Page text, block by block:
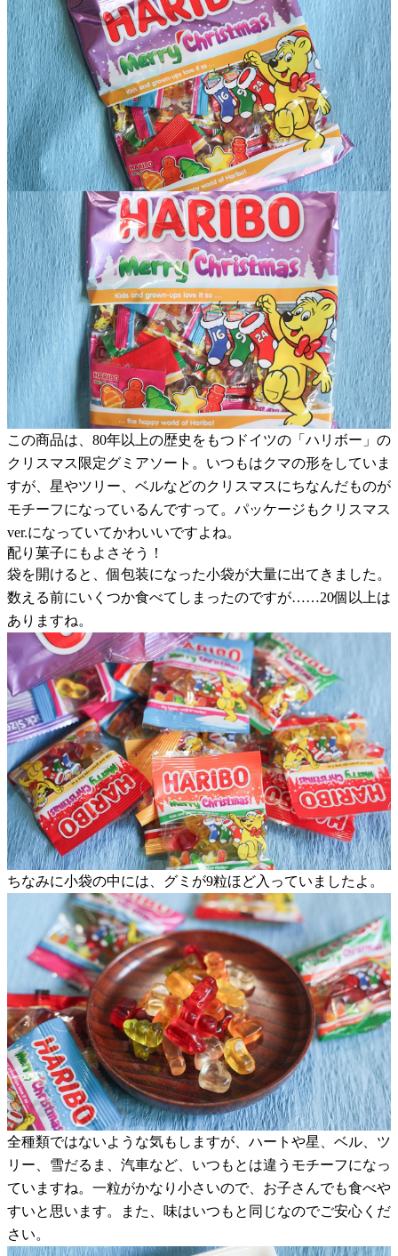
この商品は、80年以上の歴史をもつドイツの「ハリボー」の
クリスマス限定グミアソート。いつもはクマの形をしていま
すが、星やツリー、ベルなどのクリスマスにちなんだものが
モチーフになっているんですって。パッケージもクリスマス
ver.になっていてかわいいですよね。
配り菓子にもよさそう！
袋を開けると、個包装になった小袋が大量に出てきました。
数える前にいくつか食べてしまったのですが……20個以上は
ありますね。
ちなみに小袋の中には、グミが9粒ほど入っていましたよ。
全種類ではないような気もしますが、ハートや星、ベル、ツ
リー、雪だるま、汽車など、いつもとは違うモチーフになっ
ていますね。一粒がかなり小さいので、お子さんでも食べや
すいと思います。また、味はいつもと同じなのでご安心くだ
さい。